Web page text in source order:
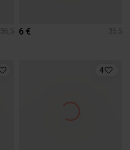
36,5
6 € 36,5
4